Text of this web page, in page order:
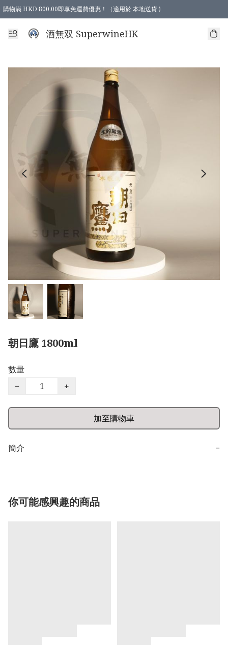
購物滿 HKD 800.00即享免運費優惠！（適用於 本地送貨 )
酒無双 SuperwineHK
朝日鷹 1800ml
數量
−
+
加至購物車
簡介 −
你可能感興趣的商品